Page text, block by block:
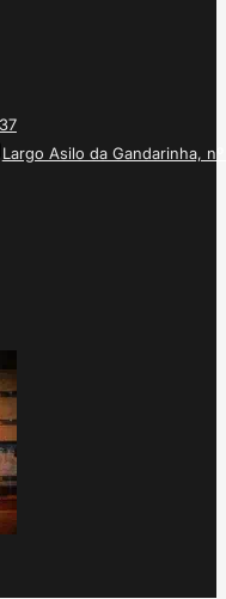
Largo Asilo da Gandarinha, nº